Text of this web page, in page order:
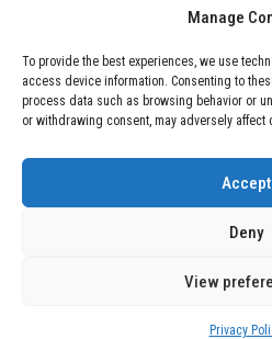
Manage
To provide the best experiences, we use
access device information. Consenting to
process data such as browsing behavior or
or withdrawing consent, may adversely affect
Accept
Deny
View
Privacy